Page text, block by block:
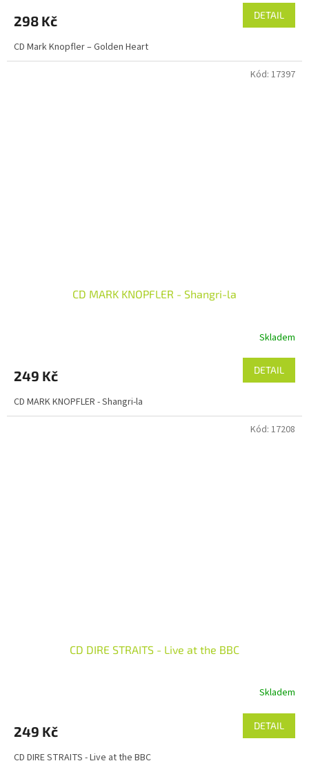
298 Kč DETAIL
CD Mark Knopfler – Golden Heart
CD MARK KNOPFLER - Shangri-la
Skladem
249 Kč DETAIL
CD MARK KNOPFLER - Shangri-la
Kód: 17397
CD DIRE STRAITS - Live at the BBC
Skladem
249 Kč DETAIL
CD DIRE STRAITS - Live at the BBC
Kód: 17208